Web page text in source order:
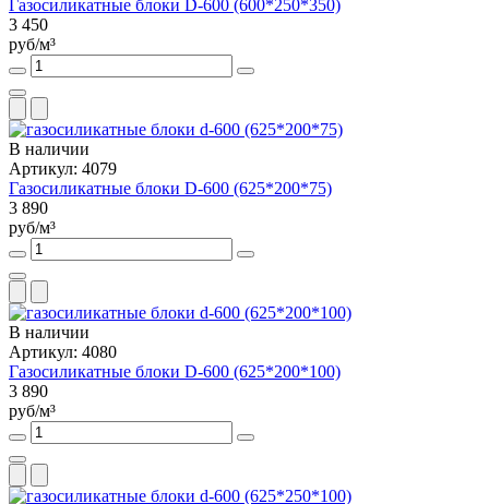
Газосиликатные блоки D-600 (600*250*350)
3 450
руб/м³
В наличии
Артикул: 4079
Газосиликатные блоки D-600 (625*200*75)
3 890
руб/м³
В наличии
Артикул: 4080
Газосиликатные блоки D-600 (625*200*100)
3 890
руб/м³